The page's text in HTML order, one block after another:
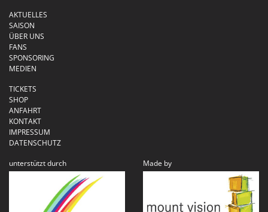
AKTUELLES
SAISON
ÜBER UNS
FANS
SPONSORING
MEDIEN
TICKETS
SHOP
ANFAHRT
KONTAKT
IMPRESSUM
DATENSCHUTZ
unterstützt durch
Made by